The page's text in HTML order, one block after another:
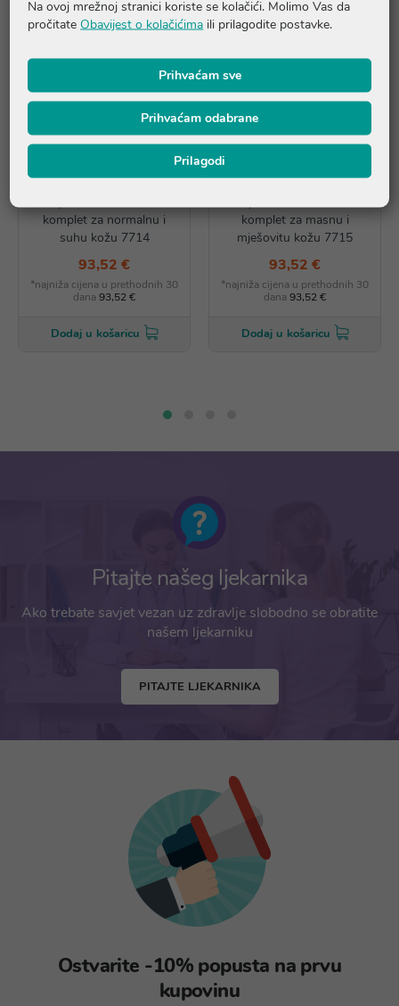
AKCIJA
komplet za normalnu i
suhu kožu 7714
93,52 €
*najniža cijena u prethodnih 30
dana 93,52 €
Dodaj u košaricu
AKCIJA
komplet za masnu i
mješovitu kožu 7715
93,52 €
*najniža cijena u prethodnih 30
dana 93,52 €
Dodaj u košaricu
Pitajte našeg ljekarnika
Ako trebate savjet vezan uz zdravlje slobodno se obratite
našem ljekarniku
PITAJTE LJEKARNIKA
Ostvarite -10% popusta na prvu
kupovinu
Na ovoj mrežnoj stranici koriste se kolačići. Molimo Vas da
pročitate Obavijest o kolačićima ili prilagodite postavke.
Prihvaćam sve
Prihvaćam odabrane
Prilagodi